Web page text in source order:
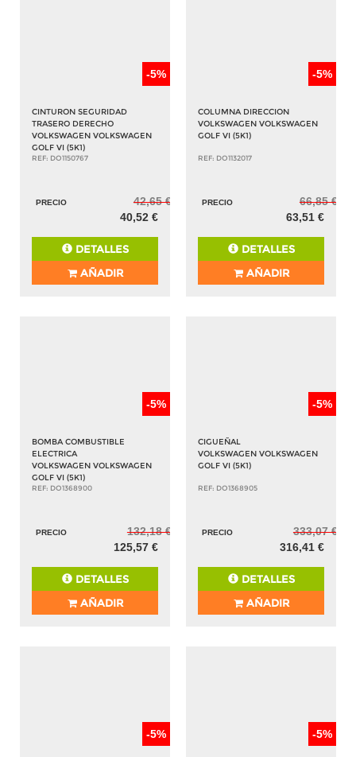
-5%
CINTURON SEGURIDAD
TRASERO DERECHO
VOLKSWAGEN VOLKSWAGEN
GOLF VI (5K1)
REF: DO1150767
PRECIO
42,65 €
40,52 €
DETALLES
AÑADIR
-5%
COLUMNA DIRECCION
VOLKSWAGEN VOLKSWAGEN
GOLF VI (5K1)
REF: DO1132017
PRECIO
66,85 €
63,51 €
DETALLES
AÑADIR
-5%
BOMBA COMBUSTIBLE
ELECTRICA
VOLKSWAGEN VOLKSWAGEN
GOLF VI (5K1)
REF: DO1368900
PRECIO
132,18 €
125,57 €
DETALLES
AÑADIR
-5%
CIGUEÑAL
VOLKSWAGEN VOLKSWAGEN
GOLF VI (5K1)
REF: DO1368905
PRECIO
333,07 €
316,41 €
DETALLES
AÑADIR
-5% -5%